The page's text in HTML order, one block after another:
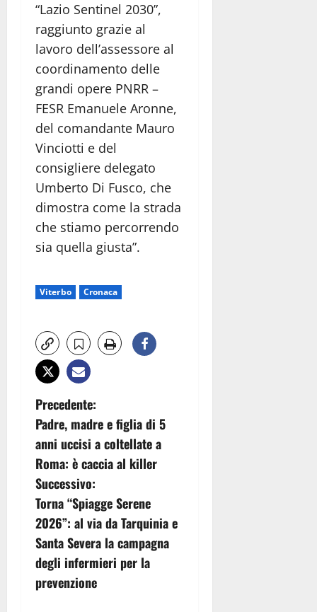
“Lazio Sentinel 2030”,
raggiunto grazie al
lavoro dell’assessore al
coordinamento delle
grandi opere PNRR –
FESR Emanuele Aronne,
del comandante Mauro
Vinciotti e del
consigliere delegato
Umberto Di Fusco, che
dimostra come la strada
che stiamo percorrendo
sia quella giusta”.
Viterbo Cronaca
N
a
v
i
g
a
z
Precedente:
Padre, madre e figlia di 5
anni uccisi a coltellate a
Roma: è caccia al killer
Successivo:
Torna “Spiagge Serene
2026”: al via da Tarquinia e
Santa Severa la campagna
degli infermieri per la
prevenzione